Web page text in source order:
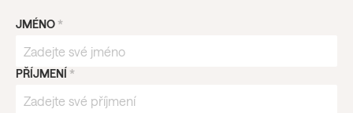
JMÉNO *
PŘÍJMENÍ *